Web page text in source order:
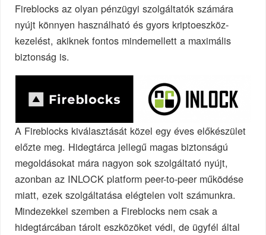
Fireblocks az olyan pénzügyi szolgáltatók számára
nyújt könnyen használható és gyors kriptoeszköz-
kezelést, akiknek fontos mindemellett a maximális
biztonság is.
A Fireblocks kiválasztását közel egy éves előkészület
előzte meg. Hidegtárca jellegű magas biztonságú
megoldásokat mára nagyon sok szolgáltató nyújt,
azonban az INLOCK platform peer-to-peer működése
miatt, ezek szolgáltatása elégtelen volt számunkra.
Mindezekkel szemben a Fireblocks nem csak a
hidegtárcában tárolt eszközöket védi, de ügyfél által